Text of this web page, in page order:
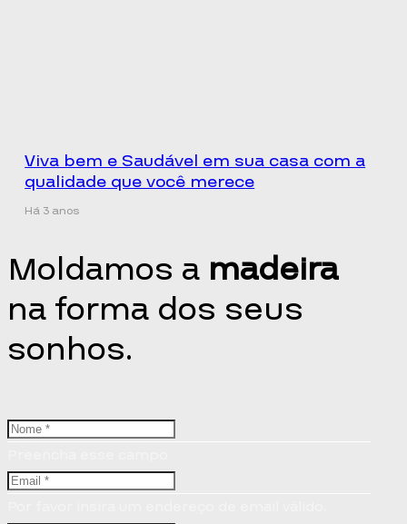
Viva bem e Saudável em sua casa com a
qualidade que você merece
Há 3 anos
Moldamos a madeira
na forma dos seus
sonhos.